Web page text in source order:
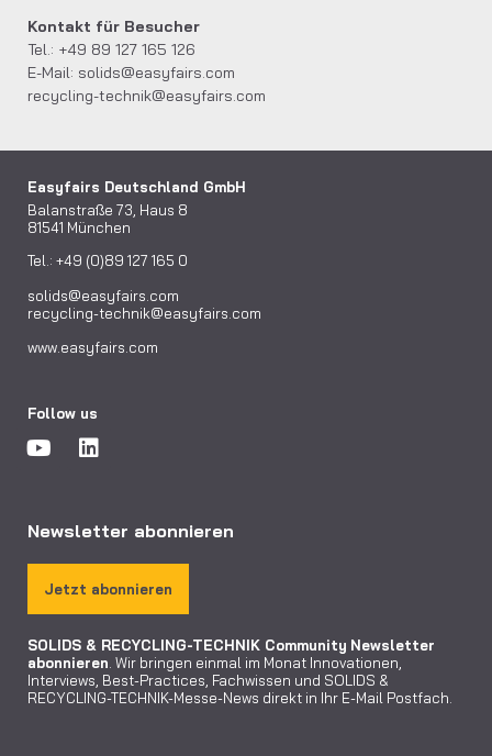
Kontakt für Besucher
Tel.: +49 89 127 165 126
E-Mail: solids@easyfairs.com
recycling-technik@easyfairs.com
Easyfairs Deutschland GmbH
Balanstraße 73, Haus 8
81541 München
Tel.: +49 (0)89 127 165 0
solids@easyfairs.com
recycling-technik@easyfairs.com
www.easyfairs.com
Follow us
Newsletter abonnieren
Jetzt abonnieren
SOLIDS & RECYCLING-TECHNIK Community Newsletter
abonnieren. Wir bringen einmal im Monat Innovationen,
Interviews, Best-Practices, Fachwissen und SOLIDS &
RECYCLING-TECHNIK-Messe-News direkt in Ihr E-Mail Postfach.